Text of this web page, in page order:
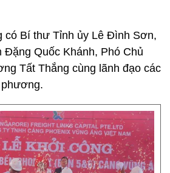
có Bí thư Tỉnh ủy Lê Đình Sơn,
Đặng Quốc Khánh, Phó Chủ
Tất Thắng cùng lãnh đạo các